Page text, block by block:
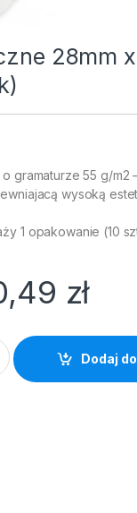
28mm
o gramaturze 55 g/m2
wysoką
1 opakowanie (10
zł
x 30metrów (op.
Dodaj